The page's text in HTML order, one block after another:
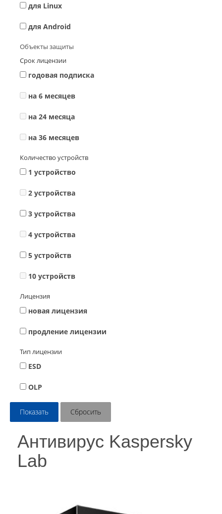
для Linux
для Android
Объекты защиты
Срок лицензии
годовая подписка
на 6 месяцев
на 24 месяца
на 36 месяцев
Количество устройств
1 устройство
2 устройства
3 устройства
4 устройства
5 устройств
10 устройств
Лицензия
новая лицензия
продление лицензии
Тип лицензии
ESD
OLP
Антивирус Kaspersky
Lab